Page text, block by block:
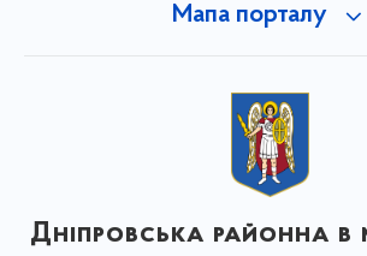
Мапа порталу
Дніпровська районна в